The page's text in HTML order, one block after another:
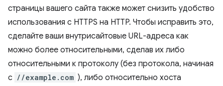
страницы вашего сайта также может снизить удобство
использования с HTTPS на HTTP. Чтобы исправить это,
сделайте ваши внутрисайтовые URL-адреса как
можно более относительными, сделав их либо
относительными к протоколу (без протокола, начиная
с //example.com ), либо относительно хоста